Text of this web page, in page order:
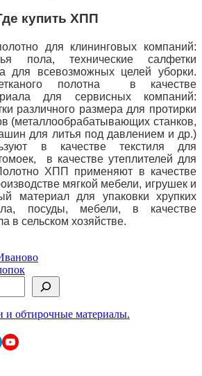
купить ХПП
для клининговых компаний:
пола, технические салфетки
для всевозможных целей уборки.
полотна в качестве
для сервисных компаний:
различного размера для протирки
(металлообрабатывающих станков,
для литья под давлением и др.)
в качестве текстиля для
в качестве утеплителей для
ХПП применяют в качестве
мягкой мебели, игрушек и
материал для упаковки хрупких
посуды, мебели, в качестве
в сельском хозяйстве.